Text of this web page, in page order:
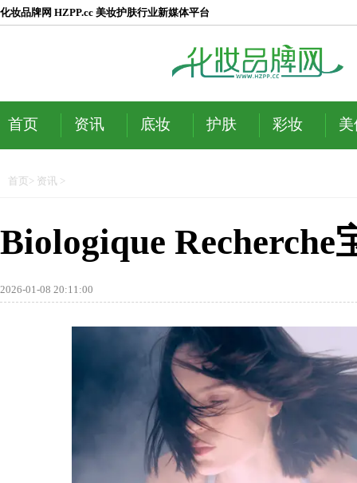
化妆品牌网 HZPP.cc 美妆护肤行业新媒体平台
首页 资讯 底妆 护肤 彩妆
首页 > 资讯 >
Biologique
2026-01-08 20:11:00